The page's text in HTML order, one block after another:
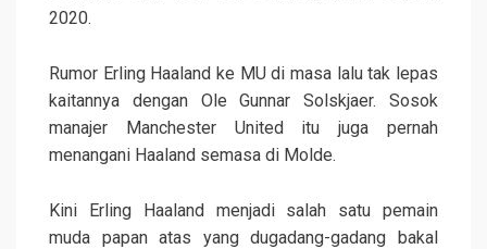
2020.
Rumor Erling Haaland ke MU di masa lalu tak lepas
kaitannya dengan Ole Gunnar Solskjaer. Sosok
manajer Manchester United itu juga pernah
menangani Haaland semasa di Molde.
Kini Erling Haaland menjadi salah satu pemain
muda papan atas yang dugadang-gadang bakal